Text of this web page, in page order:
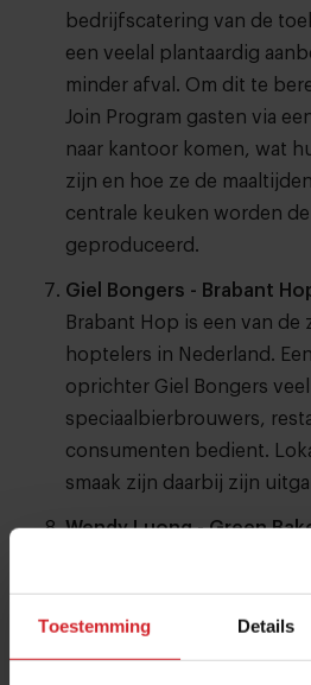
Toestemming Details
bedrijfscatering van de
een veelal plantaardig
minder afval. Om dit te
Join Program gasten via
naar kantoor komen, wat
zijn en hoe ze de
centrale keuken worden
geproduceerd.
Giel Bongers - Brabant
Brabant Hop is een van
hoptelers in Nederland.
oprichter Giel Bongers veel
speciaalbierbrouwers,
consumenten bedient.
smaak zijn daarbij zijn
Wendy Luong - Green
Als vegan
Wendy Luong plantaardige
ze innovatie brengen in de
vegan bakken is een